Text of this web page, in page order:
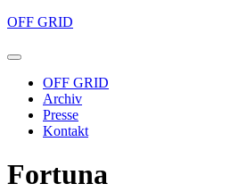
OFF GRID
OFF GRID
Archiv
Presse
Kontakt
Fortuna